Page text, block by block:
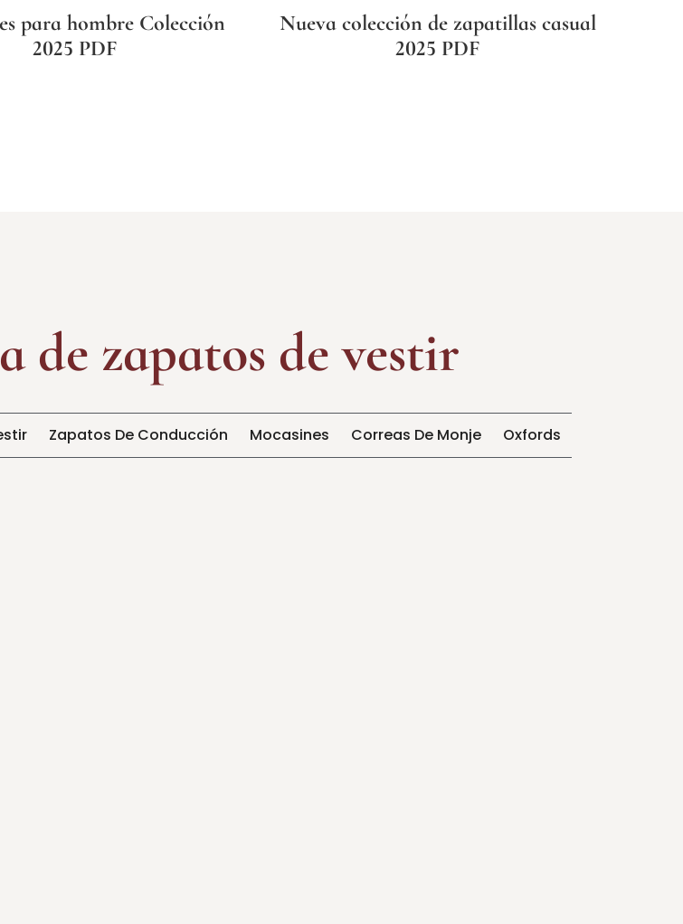
para hombre Colección
2025 PDF
Nueva colección de zapatillas casual
2025 PDF
de zapatos de vestir
Zapatos De Conducción Mocasines Correas De Monje Oxfords